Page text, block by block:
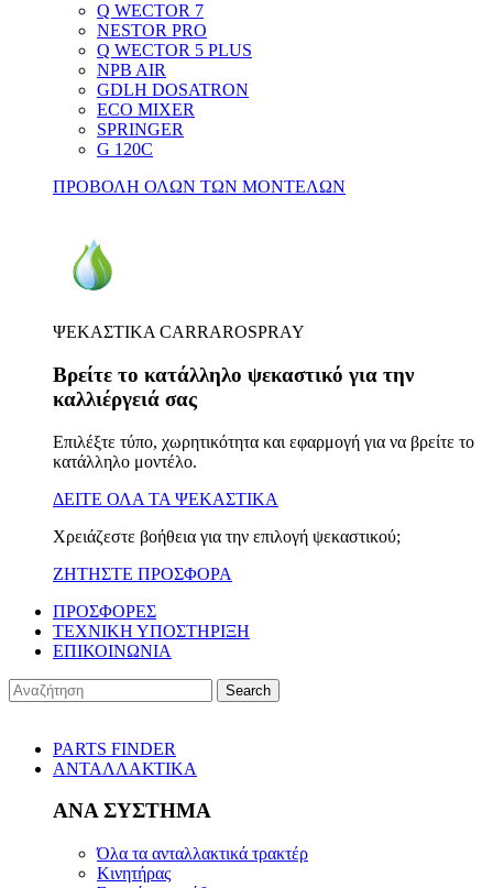
Q WECTOR 7
NESTOR PRO
Q WECTOR 5 PLUS
NPB AIR
GDLH DOSATRON
ECO MIXER
SPRINGER
G 120C
ΠΡΟΒΟΛΗ ΟΛΩΝ ΤΩΝ ΜΟΝΤΕΛΩΝ
ΨΕΚΑΣΤΙΚΑ CARRAROSPRAY
Βρείτε το κατάλληλο ψεκαστικό για την
καλλιέργειά σας
Επιλέξτε τύπο, χωρητικότητα και εφαρμογή για να βρείτε το
κατάλληλο μοντέλο.
ΔΕΙΤΕ ΟΛΑ ΤΑ ΨΕΚΑΣΤΙΚΑ
Χρειάζεστε βοήθεια για την επιλογή ψεκαστικού;
ΖΗΤΗΣΤΕ ΠΡΟΣΦΟΡΑ
ΠΡΟΣΦΟΡΕΣ
ΤΕΧΝΙΚΗ ΥΠΟΣΤΗΡΙΞΗ
ΕΠΙΚΟΙΝΩΝΙΑ
Search
PARTS FINDER
ΑΝΤΑΛΛΑΚΤΙΚΑ
ΑΝΑ ΣΥΣΤΗΜΑ
Όλα τα ανταλλακτικά τρακτέρ
Κινητήρας